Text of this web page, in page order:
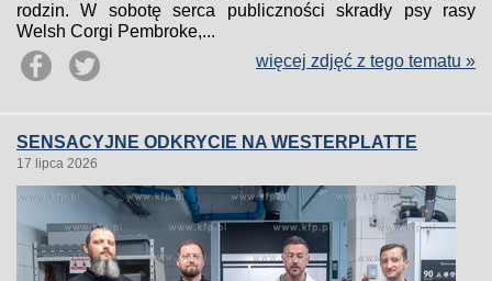
rodzin. W sobotę serca publiczności skradły psy rasy
Welsh Corgi Pembroke,...
więcej zdjęć z tego tematu »
SENSACYJNE ODKRYCIE NA WESTERPLATTE
17 lipca 2026